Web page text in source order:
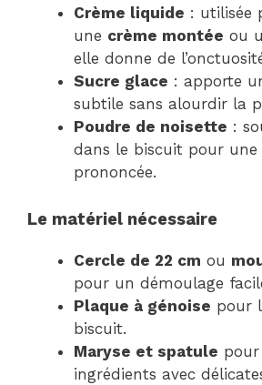
Crème liquide : utilisée
une crème montée ou
elle donne de
Sucre glace : apporte
subtile sans alourdir la
Poudre de noisette :
dans le biscuit pour une
prononcée.
Le matériel nécessaire
Cercle de 22 cm ou
pour un démoulage
Plaque à génoise pour
biscuit.
Maryse et spatule
ingrédients avec